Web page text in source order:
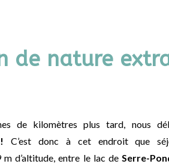
de nature
de kilomètres plus tard, nous
! C’est donc à cet endroit que
m d’altitude,entre le lac deSerre-